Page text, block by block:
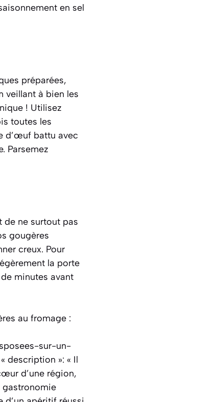
en sel
préparées,
veillant à bien les
! Utilisez
toutes les
d’œuf battu avec
Parsemez
de ne surtout pas
gougères
creux. Pour
la porte
minutes avant
au fromage :
sur-un-
description »: « Il
d’une région,
gastronomie